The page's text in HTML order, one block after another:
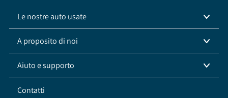
Le nostre auto usate
A proposito di noi
Aiuto e supporto
Contatti